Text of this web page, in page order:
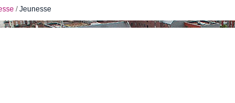
/Jeunesse